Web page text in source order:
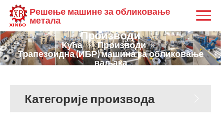
Решење машине за обликовање
метала
Производи
Кућа
Производи
Трапезоидна (ИБР) машина за обликовање
ваљака
Категорије производа